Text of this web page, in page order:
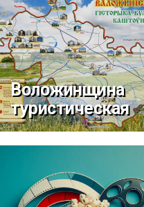
Воложинщина
туристическая